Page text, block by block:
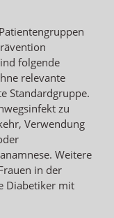
folgende
relevante
Standardgruppe.
zu
Verwendung
Weitere
in der
Diabetiker mit